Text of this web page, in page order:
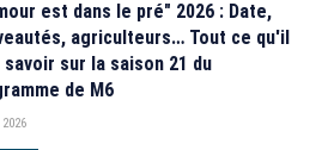
est dans le pré" 2026 : Date,
agriculteurs… Tout ce qu'il
sur la saison 21 du
de M6